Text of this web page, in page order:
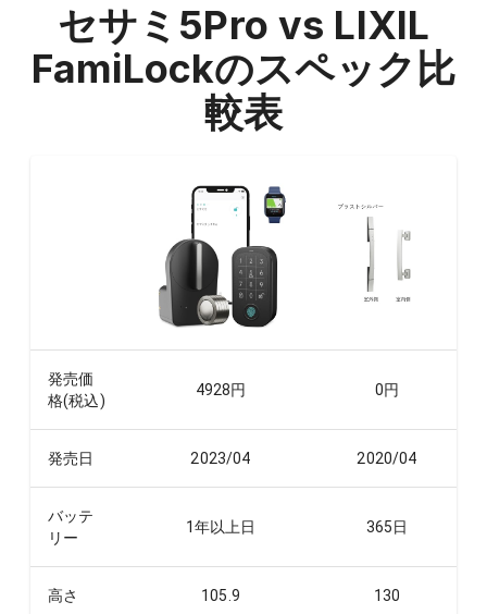
セサミ5Pro vs LIXIL
FamiLockのスペック比
較表
発売価
格(税込)
4928円 0円
発売日 2023/04 2020/04
バッテ
リー
1年以上 日 365日
高さ 105.9 130